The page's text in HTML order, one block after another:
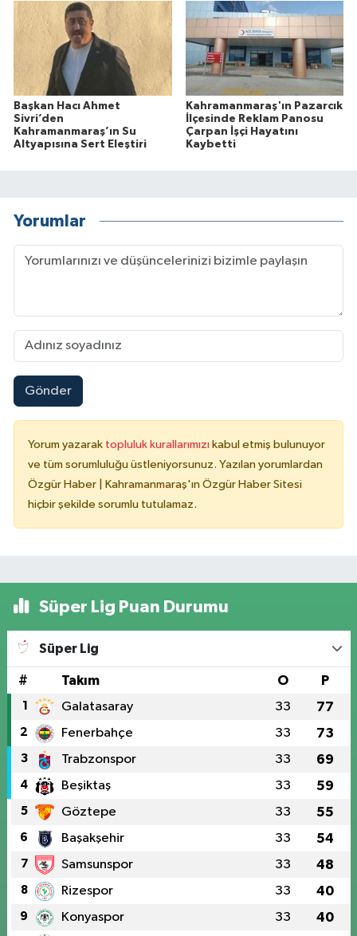
Başkan Hacı Ahmet
Sivri’den
Kahramanmaraş’ın Su
Altyapısına Sert Eleştiri
Kahramanmaraş'ın Pazarcık
İlçesinde Reklam Panosu
Çarpan İşçi Hayatını
Kaybetti
Yorumlar
Gönder
Yorum yazarak topluluk kurallarımızı kabul etmiş bulunuyor
ve tüm sorumluluğu üstleniyorsunuz. Yazılan yorumlardan
Özgür Haber | Kahramanmaraş'ın Özgür Haber Sitesi
hiçbir şekilde sorumlu tutulamaz.
Süper Lig Puan Durumu
Süper Lig
# Takım O P
1 Galatasaray 33 77
2 Fenerbahçe 33 73
3 Trabzonspor 33 69
4 Beşiktaş 33 59
5 Göztepe 33 55
6 Başakşehir 33 54
7 Samsunspor 33 48
8 Rizespor 33 40
9 Konyaspor 33 40